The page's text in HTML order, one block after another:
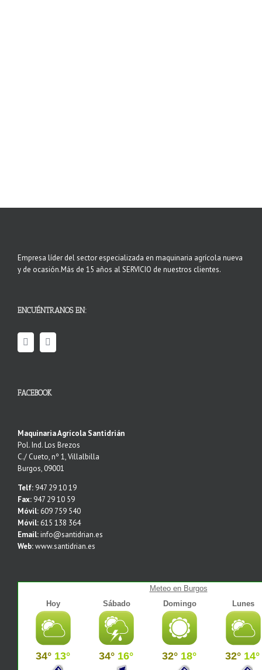
Empresa líder del sector especializada en maquinaria agrícola nueva
y de ocasión.Más de 15 años al SERVICIO de nuestros clientes.
ENCUÉNTRANOS EN:
FACEBOOK
Maquinaria Agrícola Santidrián
Pol. Ind. Los Brezos
C./ Cueto, nº 1, Villalbilla
Burgos, 09001
Telf: 947 29 10 19
Fax: 947 29 10 59
Móvil: 609 759 540
Móvil: 615 138 364
Email:info@santidrian.es
Web:www.santidrian.es
Meteo en Burgos